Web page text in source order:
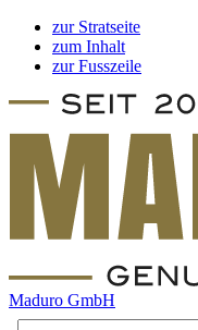
zur Stratseite
zum Inhalt
zur Fusszeile
Maduro GmbH